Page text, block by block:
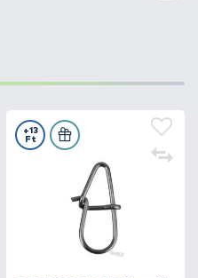
+13
Ft